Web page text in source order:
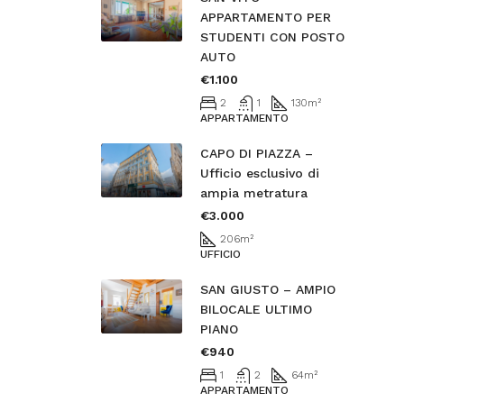
APPARTAMENTO PER
STUDENTI CON POSTO
AUTO
€1.100
2 1 130m²
APPARTAMENTO
CAPO DI PIAZZA –
Ufficio esclusivo di
ampia metratura
€3.000
206m²
UFFICIO
SAN GIUSTO – AMPIO
BILOCALE ULTIMO
PIANO
€940
1 2 64m²
APPARTAMENTO